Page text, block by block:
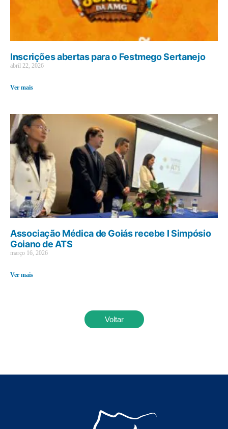
Inscrições abertas para o Festmego Sertanejo
abril 22, 2026
Ver mais
Associação Médica de Goiás recebe I Simpósio
Goiano de ATS
março 16, 2026
Ver mais
Voltar